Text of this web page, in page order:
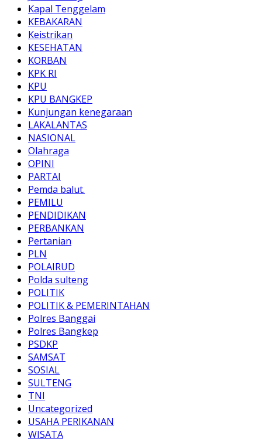
Kapal Tenggelam
KEBAKARAN
Keistrikan
KESEHATAN
KORBAN
KPK RI
KPU
KPU BANGKEP
Kunjungan kenegaraan
LAKALANTAS
NASIONAL
Olahraga
OPINI
PARTAI
Pemda balut.
PEMILU
PENDIDIKAN
PERBANKAN
Pertanian
PLN
POLAIRUD
Polda sulteng
POLITIK
POLITIK & PEMERINTAHAN
Polres Banggai
Polres Bangkep
PSDKP
SAMSAT
SOSIAL
SULTENG
TNI
Uncategorized
USAHA PERIKANAN
WISATA